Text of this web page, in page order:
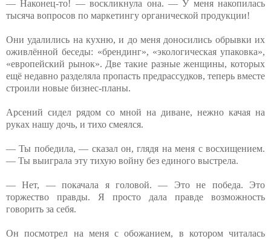
— Наконец-то! — воскликнула она. — У меня накопилась
тысяча вопросов по маркетингу органической продукции!
Они удалились на кухню, и до меня доносились обрывки их
оживлённой беседы: «брендинг», «экологическая упаковка»,
«европейский рынок». Две такие разные женщины, которых
ещё недавно разделяла пропасть предрассудков, теперь вместе
строили новые бизнес-планы.
Арсений сидел рядом со мной на диване, нежно качая на
руках нашу дочь, и тихо смеялся.
— Ты победила, — сказал он, глядя на меня с восхищением.
— Ты выиграла эту тихую войну без единого выстрела.
— Нет, — покачала я головой. — Это не победа. Это
торжество правды. Я просто дала правде возможность
говорить за себя.
Он посмотрел на меня с обожанием, в котором читалась